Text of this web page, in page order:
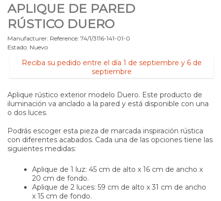
APLIQUE DE PARED
RÚSTICO DUERO
Manufacturer: Reference: 74/1/3116-141-01-0
Estado: Nuevo
Reciba su pedido entre el día 1 de septiembre y 6 de
septiembre
Aplique rústico exterior modelo Duero. Este producto de
iluminación va anclado a la pared y está disponible con una
o dos luces.
Podrás escoger esta pieza de marcada inspiración rústica
con diferentes acabados. Cada una de las opciones tiene las
siguientes medidas:
Aplique de 1 luz: 45 cm de alto x 16 cm de ancho x
20 cm de fondo.
Aplique de 2 luces: 59 cm de alto x 31 cm de ancho
x 15 cm de fondo.